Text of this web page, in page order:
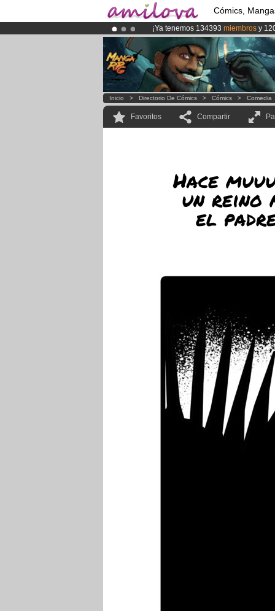
Cómics,
¡Ya tenemos 134393 miembros y
¡Conviertete en Premium por3.95
El Kickstarter Amilova está
Inicio > Directorio De Cómics > Cómics > Comedia
Favoritos Compartir
Hace
un reino
el